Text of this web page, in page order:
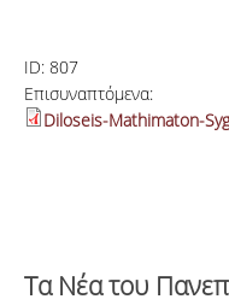
ID: 807
Επισυναπτόμενα:
Diloseis-Mathimaton-
Τα Νέα του